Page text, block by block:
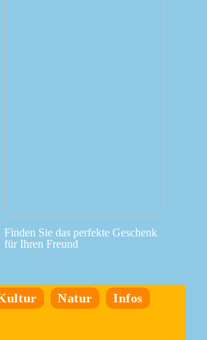
Finden Sie das perfekte Geschenk
für Ihren Freund
Natur Infos